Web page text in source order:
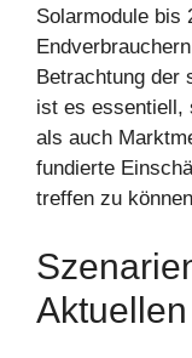
Solarmodule bis
Betrachtung der
ist es essentiell,
als auch
fundierte
treffen zu